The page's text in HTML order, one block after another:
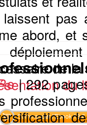
pas
abord, et
de
du
Commander l'Ebook 13 €
|292